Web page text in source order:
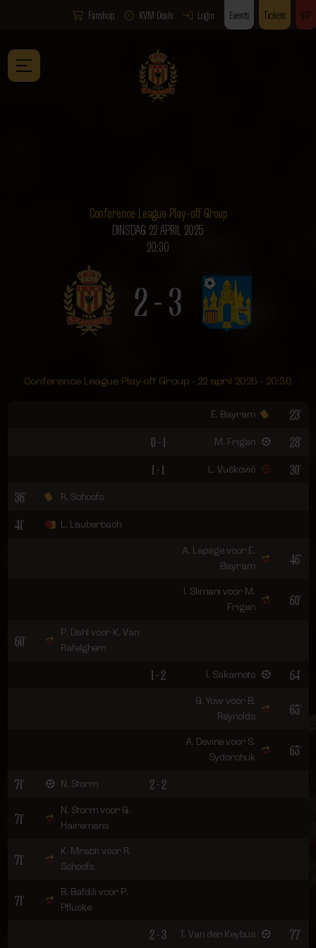
Fanshop KVM Deals Login Events Tickets VIP
Conference League Play-off Group
DINSDAG 22 APRIL 2025
20:30
2 - 3
Conference League Play-off Group - 22 april 2025 - 20:30
23'
E. Bayram
0 - 1 28'
M. Frigan
1 - 1 30'
L. Vušković
36' R. Schoofs
41' L. Lauberbach
46'
A. Lapage voor E.
Bayram
60'
I. Slimani voor M.
Frigan
60'
P. Dahl voor K. Van
Rafelghem
1 - 2 64'
I. Sakamoto
65'
G. Yow voor B.
Reynolds
65'
A. Devine voor S.
Sydorchuk
71' N. Storm 2 - 2
71'
N. Storm voor G.
Hairemans
71'
K. Mrabti voor R.
Schoofs
71'
B. Bafdili voor P.
Pflücke
2 - 3 77'
T. Van den Keybus